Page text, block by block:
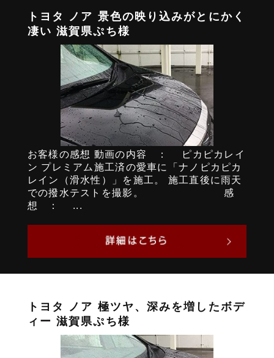
トヨタ ノア 景色の映り込みがとにかく
凄い 滋賀県ぷち様
お客様の感想 動画の内容 ： ピカピカレイ
ン プレミアム施工済の愛車に「ナノピカピカ
レイン（滑水性）」を施工。 施工直後に雨天
での撥水テストを撮影。 感
想 ： ...
トヨタ ノア 極ツヤ、深みを増したボデ
ィー 滋賀県ぷち様